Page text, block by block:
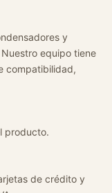
y
equipo tiene
compatibilidad,
producto.
de crédito y